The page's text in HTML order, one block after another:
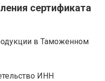
сертификата
в Таможенном
ИНН